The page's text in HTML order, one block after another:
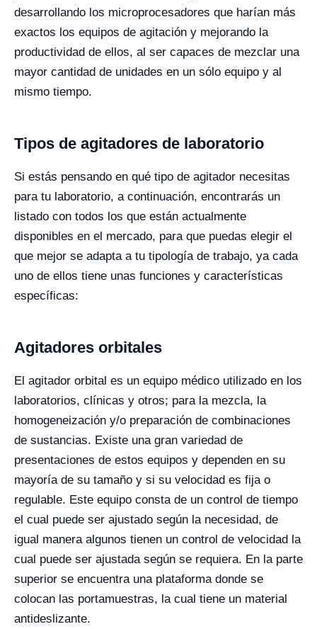
desarrollando los microprocesadores que harían más
exactos los equipos de agitación y mejorando la
productividad de ellos, al ser capaces de mezclar una
mayor cantidad de unidades en un sólo equipo y al
mismo tiempo.
Tipos de agitadores de laboratorio
Si estás pensando en qué tipo de agitador necesitas
para tu laboratorio, a continuación, encontrarás un
listado con todos los que están actualmente
disponibles en el mercado, para que puedas elegir el
que mejor se adapta a tu tipología de trabajo, ya cada
uno de ellos tiene unas funciones y características
específicas:
Agitadores orbitales
El agitador orbital es un equipo médico utilizado en los
laboratorios, clínicas y otros; para la mezcla, la
homogeneización y/o preparación de combinaciones
de sustancias. Existe una gran variedad de
presentaciones de estos equipos y dependen en su
mayoría de su tamaño y si su velocidad es fija o
regulable. Este equipo consta de un control de tiempo
el cual puede ser ajustado según la necesidad, de
igual manera algunos tienen un control de velocidad la
cual puede ser ajustada según se requiera. En la parte
superior se encuentra una plataforma donde se
colocan las portamuestras, la cual tiene un material
antideslizante.